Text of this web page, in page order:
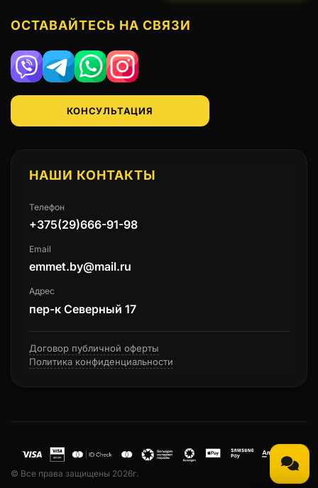
ОСТАВАЙТЕСЬ НА СВЯЗИ
Viber TelegramWhatsAppInstagram
КОНСУЛЬТАЦИЯ
НАШИ КОНТАКТЫ
Телефон
+375(29)666-91-98
Email
emmet.by@mail.ru
Адрес
пер-к Северный 17
Договор публичной оферты
Политика конфиденциальности
© Все права защищены 2026г.